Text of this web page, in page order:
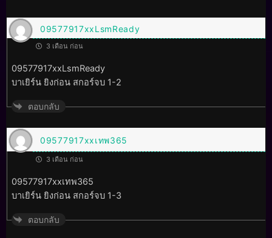
09577917xxLsmReady
3 เดือน ก่อน
09577917xxLsmReady
บาเยิร์น ยิงก่อน สกอร์จบ 1-2
ตอบกลับ
09577917xxเทพ365
3 เดือน ก่อน
09577917xxเทพ365
บาเยิร์น ยิงก่อน สกอร์จบ 1-3
ตอบกลับ